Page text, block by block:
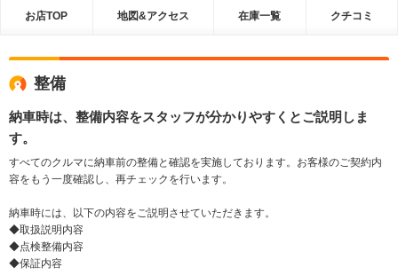
お店TOP 地図&アクセス 在庫一覧 クチコミ
整備
納車時は、整備内容をスタッフが分かりやすくとご説明しま
す。
すべてのクルマに納車前の整備と確認を実施しております。お客様のご契約内
容をもう一度確認し、再チェックを行います。
納車時には、以下の内容をご説明させていただきます。
◆取扱説明内容
◆点検整備内容
◆保証内容